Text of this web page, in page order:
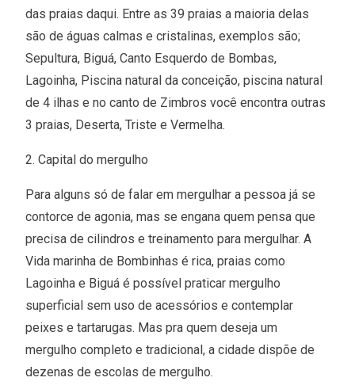
das praias daqui. Entre as 39 praias a maioria delas
são de águas calmas e cristalinas, exemplos são;
Sepultura, Biguá, Canto Esquerdo de Bombas,
Lagoinha, Piscina natural da conceição, piscina natural
de 4 ilhas e no canto de Zimbros você encontra outras
3 praias, Deserta, Triste e Vermelha.
2. Capital do mergulho
Para alguns só de falar em mergulhar a pessoa já se
contorce de agonia, mas se engana quem pensa que
precisa de cilindros e treinamento para mergulhar. A
Vida marinha de Bombinhas é rica, praias como
Lagoinha e Biguá é possível praticar mergulho
superficial sem uso de acessórios e contemplar
peixes e tartarugas. Mas pra quem deseja um
mergulho completo e tradicional, a cidade dispõe de
dezenas de escolas de mergulho.